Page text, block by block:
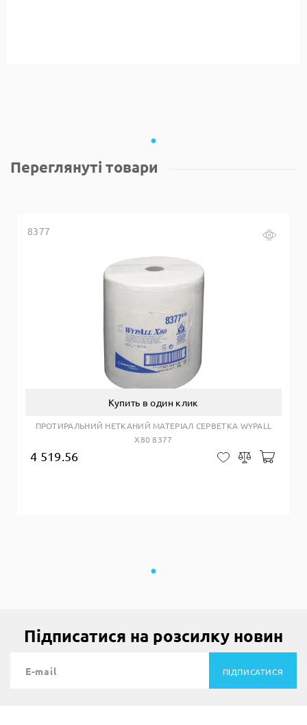
Переглянуті товари
8377
Купить в один клик
ПРОТИРАЛЬНИЙ НЕТКАНИЙ МАТЕРІАЛ СЕРВЕТКА WYPALL
X80 8377
4 519.56 В закладки
Сравнить
Підписатися на розсилку новин
ПІДПИСАТИСЯ